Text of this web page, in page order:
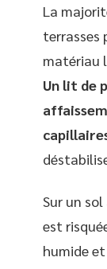
La
terrasses
matériau
Un lit de
Sur un
est
humide